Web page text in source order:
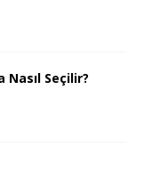
Nasıl Seçilir?